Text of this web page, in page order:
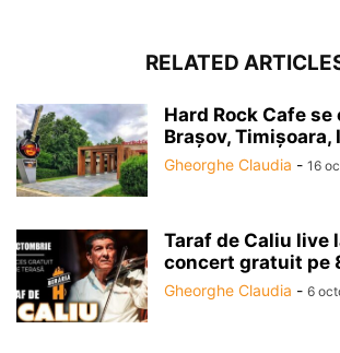
RELATED
Hard Rock Cafe
Brașov, Timișoara,
Gheorghe Claudia - 16
Taraf de Caliu live
concert gratuit pe
Gheorghe Claudia - 6